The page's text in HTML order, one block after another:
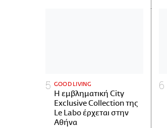
GOOD LIVING
Η εμβληματική City
Exclusive Collection της
Le Labo έρχεται στην
Αθήνα